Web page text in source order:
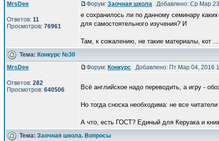
MrsDee
Ответов: 11
Просмотров: 76961
Форум: Заочная школа Добавлено: Ср Мар
е сохранилось ли по данному семинару
для самостоятельного изучения? И
Там, к сожалению, не такие материалы, кот ...
Тема: Конкурс №30
MrsDee
Ответов: 282
Просмотров: 640506
Форум: Конкурс Добавлено: Пт Мар 04, 2016
Всё английское надо переводить, а игру -
Но тогда сноска необходима: не все
А что, есть ГОСТ? Единый для Керуака и
Тема: Заочная школа. Вопросы